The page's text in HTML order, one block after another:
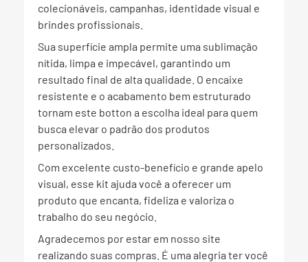
colecionáveis, campanhas, identidade visual e
brindes profissionais.
Sua superfície ampla permite uma sublimação
nítida, limpa e impecável, garantindo um
resultado final de alta qualidade. O encaixe
resistente e o acabamento bem estruturado
tornam este botton a escolha ideal para quem
busca elevar o padrão dos produtos
personalizados.
Com excelente custo-benefício e grande apelo
visual, esse kit ajuda você a oferecer um
produto que encanta, fideliza e valoriza o
trabalho do seu negócio.
Agradecemos por estar em nosso site
realizando suas compras. É uma alegria ter você